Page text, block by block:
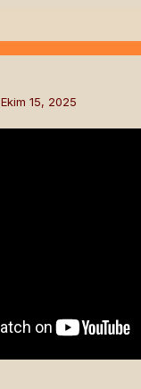
Ekim 15, 2025